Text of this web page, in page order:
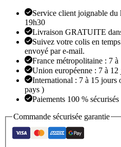
Forme
Service client joignable du
19h30
Livraison GRATUITE
Suivez votre colis en
envoyé par e-mail.
France métropolitaine : 7
Union européenne : 7 à
International : 7 à 15 jours
pays )
Paiements 100 %
Commande sécurisée garantie